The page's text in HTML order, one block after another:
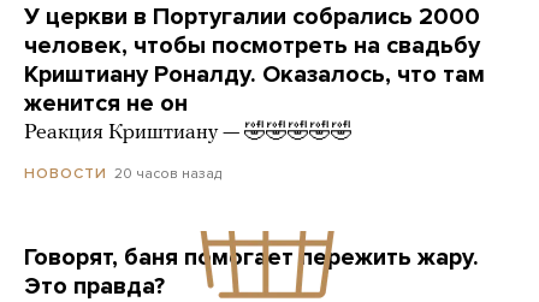
У церкви в Португалии собрались 2000
человек, чтобы посмотреть на свадьбу
Криштиану Роналду. Оказалось, что там
женится не он
Реакция Криштиану — 🤣🤣🤣🤣🤣
НОВОСТИ 20 часов назад
Говорят, баня помогает пережить жару.
Это правда?